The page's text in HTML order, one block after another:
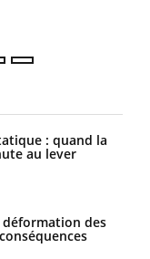
: quand la
au lever
déformation des